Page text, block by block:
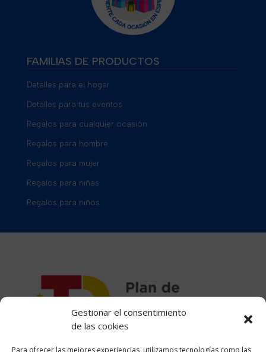
Gestionar el consentimiento
de las cookies
Para ofrecer las mejores experiencias, utilizamos tecnologías como las
FAMILIAS DE PRODUCTOS
Detalles para el hogar
Detalles para tus eventos
Regalos para cualquier ocasión
Regalos para hombre
Regalos para mujer
Regalos para niñas
Regalos para niños